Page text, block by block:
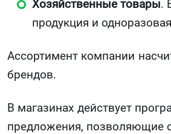
Хозяйственные товары.
продукция и
Ассортимент компании
брендов.
В магазинах действует
предложения, позволяющие